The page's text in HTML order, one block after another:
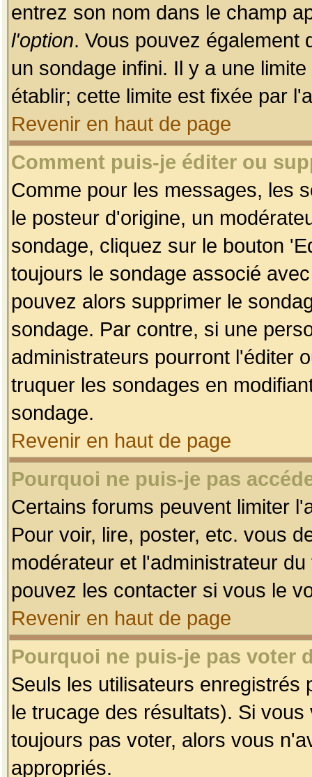
entrez son nom dans le champ
l'option. Vous pouvez également
un sondage infini. Il y a une
établir; cette limite est fixée par
Revenir en haut de page
Comment puis-je éditer ou
Comme pour les messages, les
le posteur d'origine, un
sondage, cliquez sur le bouton
toujours le sondage associé
pouvez alors supprimer le
sondage. Par contre, si une
administrateurs pourront l'éditer
truquer les sondages en
sondage.
Revenir en haut de page
Pourquoi ne puis-je pas
Certains forums peuvent limiter
Pour voir, lire, poster, etc. vous
modérateur et l'administrateur
pouvez les contacter si vous le
Revenir en haut de page
Pourquoi ne puis-je pas voter
Seuls les utilisateurs enregistrés
le trucage des résultats). Si
toujours pas voter, alors vous
appropriés.